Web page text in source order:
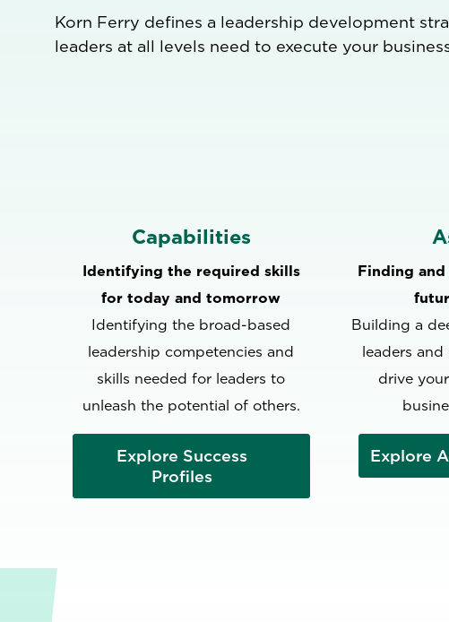
Korn Ferry defines a leadership development
leaders at all levels need to execute your
Capabilities
Identifying the required skills
for today and tomorrow
Identifying the broad-based
leadership competencies and
skills needed for leaders to
unleash the potential of others.
‍Explore Success
Profiles
Finding
Building a
leaders
drive
Explore